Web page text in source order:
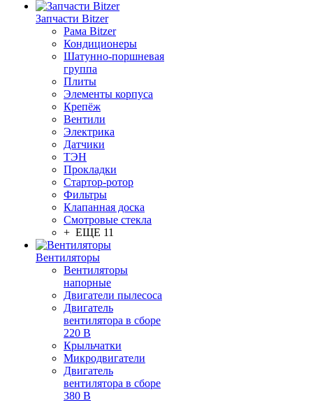
Запчасти Bitzer
Рама Bitzer
Кондиционеры
Шатунно-поршневая
группа
Плиты
Элементы корпуса
Крепёж
Вентили
Электрика
Датчики
ТЭН
Прокладки
Стартор-ротор
Фильтры
Клапанная доска
Смотровые стекла
+ ЕЩЕ 11
Вентиляторы
Вентиляторы
напорные
Двигатели пылесоса
Двигатель
вентилятора в сборе
220 В
Крыльчатки
Микродвигатели
Двигатель
вентилятора в сборе
380 В